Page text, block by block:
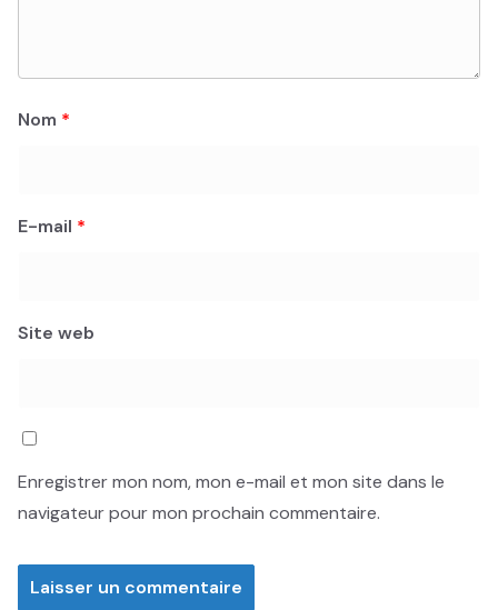
Nom *
E-mail *
Site web
Enregistrer mon nom, mon e-mail et mon site dans le
navigateur pour mon prochain commentaire.